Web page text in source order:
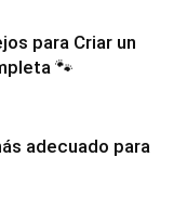
para Criar un
🐾
adecuado para